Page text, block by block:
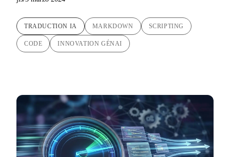
TRADUCTION IA MARKDOWN SCRIPTING
CODE INNOVATION GÉNAI